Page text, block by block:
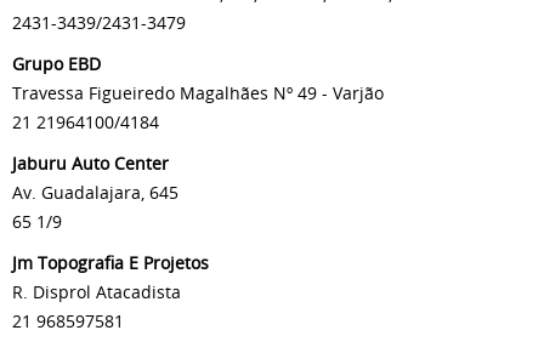
2431-3439/2431-3479
Grupo EBD
Travessa Figueiredo Magalhães Nº 49 - Varjão
21 21964100/4184
Jaburu Auto Center
Av. Guadalajara, 645
65 1/9
Jm Topografia E Projetos
R. Disprol Atacadista
21 968597581